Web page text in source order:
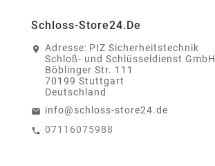
Schloss-Store24.de
Adresse: PIZ Sicherheitstechnik
Schloß- und Schlüsseldienst GmbH
Böblinger Str. 111
70199 Stuttgart
Deutschland
info@schloss-store24.de
07116075988